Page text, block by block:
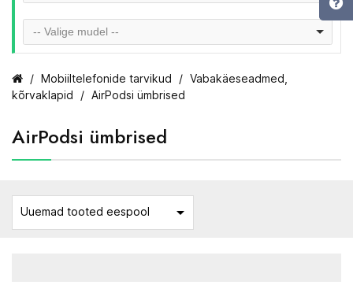
-- Valige mudel --
Mobiiltelefonide tarvikud
Vabakäeseadmed,
kõrvaklapid
AirPodsi ümbrised
AirPodsi ümbrised
Uuemad tooted eespool 